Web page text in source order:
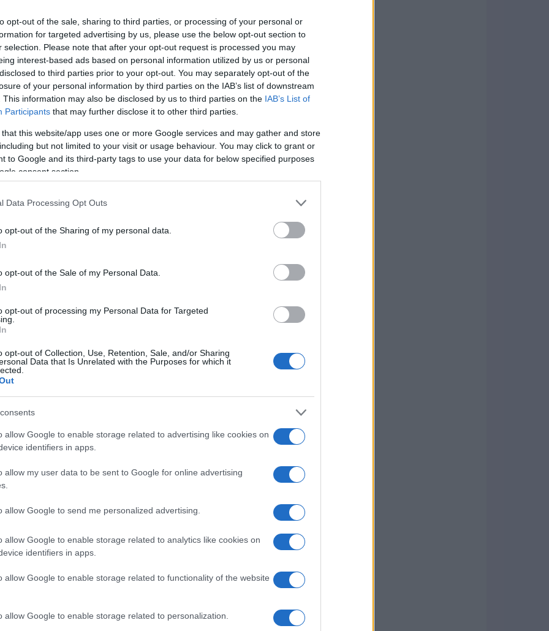
opt-out of the sale, sharing to third parties, or processing of your personal or
for targeted advertising by us, please use the below opt-out section to
selection. Please note that after your opt-out request is processed you may
interest-based ads based on personal information utilized by us or personal
to third parties prior to your opt-out. You may separately opt-out of the
of your personal information by third parties on the IAB’s list of downstream
This information may also be disclosed by us to third parties on the IAB’s List of
Participants that may further disclose it to other third parties.
that this website/app uses one or more Google services and may gather and store
but not limited to your visit or usage behaviour. You may click to grant or
to Google and its third-party tags to use your data for below specified purposes
consent section.
Data Processing Opt Outs
opt-out of the Sharing of my personal data.
opt-out of the Sale of my Personal Data.
opt-out of processing my Personal Data for Targeted
opt-out of Collection, Use, Retention, Sale, and/or Sharing
Data that Is Unrelated with the Purposes for which it
allow Google to enable storage related to advertising like cookies on
identifiers in apps.
allow my user data to be sent to Google for online advertising
allow Google to send me personalized advertising.
allow Google to enable storage related to analytics like cookies on
identifiers in apps.
allow Google to enable storage related to functionality of the website
allow Google to enable storage related to personalization.
il tuo successo nel catturare Pokémon.
nuovi Pokémon
nuovi Pokémon in Pokémon GO è
nel tuo quartiere, sapendo che ogni passo
possono essere schiuse camminando, e
potresti avere la fortuna di ottenere Pokémon
delle uova in incubatrice e sfrutta ogni
le tue possibilità di scoprire Pokémon
2 km, 5 km e 10 km, ognuna con una
non dimenticare, la varietà di Pokémon che
quindi è fondamentale rimanere aggiornati
la tua strategia di schiusa delle uova,
infinite, che ti consentono di
E non sottovalutare l’importanza delle
nei Pokéstop: possono davvero fare la
dettaglio può rivelarsi cruciale nel tuo viaggio